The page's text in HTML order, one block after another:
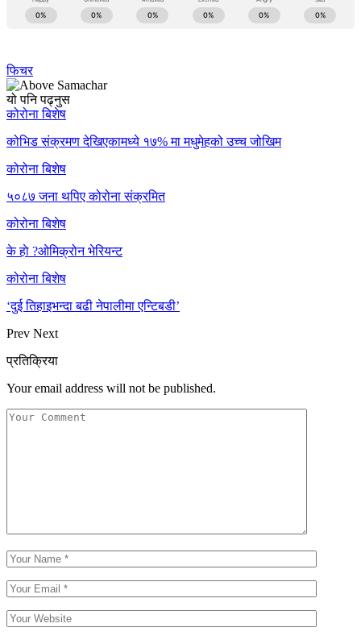
फिचर
यो पनि पढ्नुस
कोरोना बिशेष
कोभिड संक्रमण देखिएकामध्ये १७% मा मधुमेहको उच्च जोखिम
कोरोना बिशेष
५०८७ जना थपिए कोरोना संक्रमित
कोरोना बिशेष
के हाे ?ओमिक्रोन भेरियन्ट
कोरोना बिशेष
‘दुई तिहाइभन्दा बढी नेपालीमा एन्टिबडी’
Prev Next
प्रतिक्रिया
Your email address will not be published.